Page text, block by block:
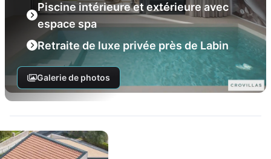
Piscine intérieure et extérieure avec
espace spa
Retraite de luxe privée près de Labin
Galerie de photos